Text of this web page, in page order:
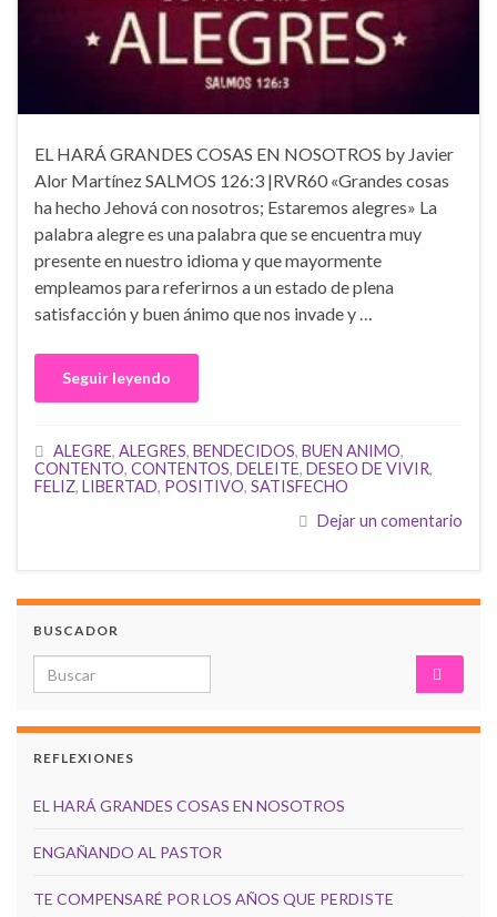
EL HARÁ GRANDES COSAS EN NOSOTROS by Javier
Alor Martínez SALMOS 126:3 |RVR60 «Grandes cosas
ha hecho Jehová con nosotros; Estaremos alegres» La
palabra alegre es una palabra que se encuentra muy
presente en nuestro idioma y que mayormente
empleamos para referirnos a un estado de plena
satisfacción y buen ánimo que nos invade y …
Seguir leyendo
ALEGRE, ALEGRES, BENDECIDOS, BUEN ANIMO,
CONTENTO, CONTENTOS, DELEITE, DESEO DE VIVIR,
FELIZ, LIBERTAD, POSITIVO, SATISFECHO
Dejar un comentario
BUSCADOR
Search for:
REFLEXIONES
EL HARÁ GRANDES COSAS EN NOSOTROS
ENGAÑANDO AL PASTOR
TE COMPENSARÉ POR LOS AÑOS QUE PERDISTE